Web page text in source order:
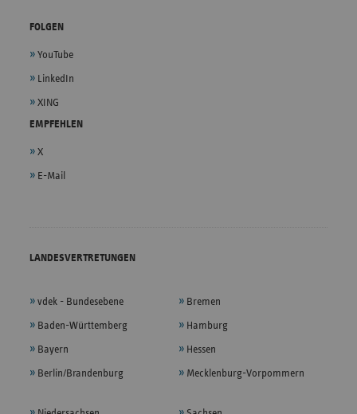
FOLGEN
YouTube
LinkedIn
XING
EMPFEHLEN
X
E-Mail
LANDESVERTRETUNGEN
vdek - Bundesebene
Baden-Württemberg
Bayern
Berlin/Brandenburg
Bremen
Hamburg
Hessen
Mecklenburg-Vorpommern